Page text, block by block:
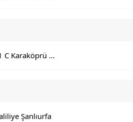
C Karaköprü ...
Şanlıurfa